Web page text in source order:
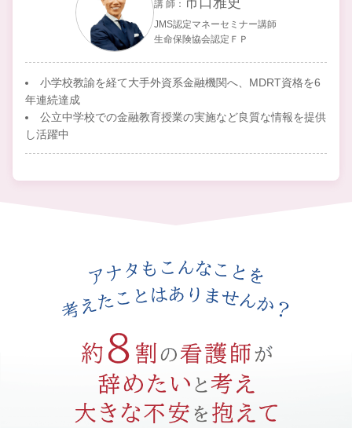
講 師：
JMS認定マネーセミナー講師
生命保険協会認定ＦＰ
小学校教諭を経て大手外資系金融機関へ、MDRT資格を6
年連続達成
公立中学校での金融教育授業の実施など良質な情報を提供
し活躍中